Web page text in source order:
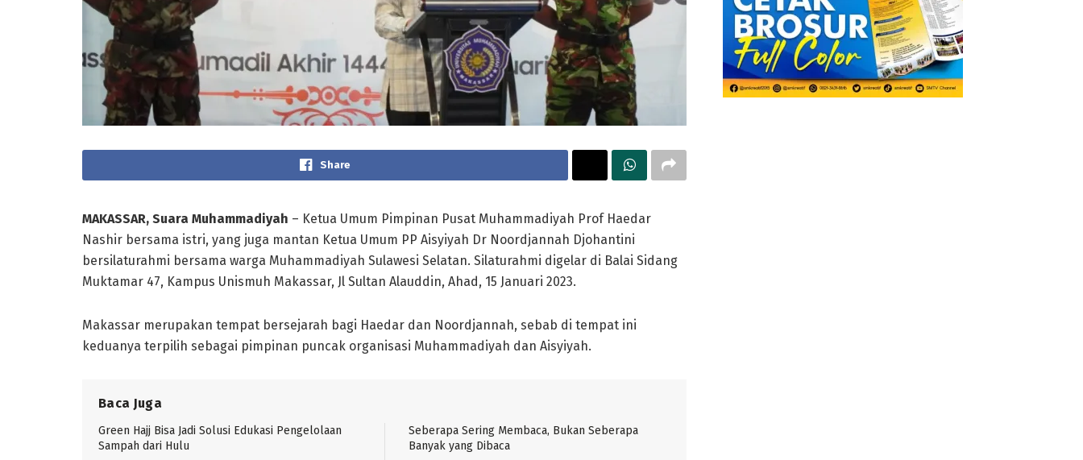
Share
MAKASSAR, Suara Muhammadiyah – Ketua Umum Pimpinan Pusat Muhammadiyah Prof Haedar
Nashir bersama istri, yang juga mantan Ketua Umum PP Aisyiyah Dr Noordjannah Djohantini
bersilaturahmi bersama warga Muhammadiyah Sulawesi Selatan. Silaturahmi digelar di Balai Sidang
Muktamar 47, Kampus Unismuh Makassar, Jl Sultan Alauddin, Ahad, 15 Januari 2023.
Makassar merupakan tempat bersejarah bagi Haedar dan Noordjannah, sebab di tempat ini
keduanya terpilih sebagai pimpinan puncak organisasi Muhammadiyah dan Aisyiyah.
Baca Juga
Green Hajj Bisa Jadi Solusi Edukasi Pengelolaan
Sampah dari Hulu
Seberapa Sering Membaca, Bukan Seberapa
Banyak yang Dibaca